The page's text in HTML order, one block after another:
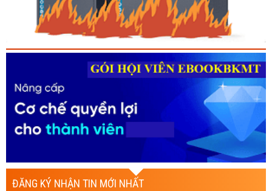
ĐĂNG KÝ NHẬN TIN MỚI NHẤT